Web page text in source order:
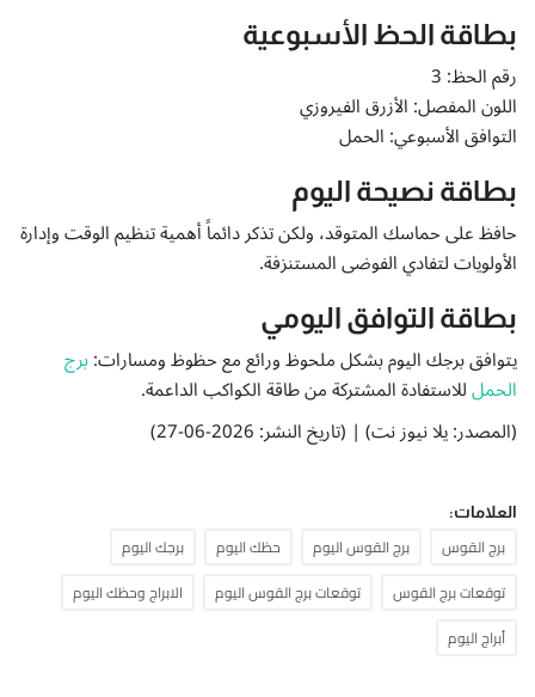
بطاقة الحظ الأسبوعية
رقم الحظ: 3
اللون المفصل: الأزرق الفيروزي
التوافق الأسبوعي: الحمل
بطاقة نصيحة اليوم
حافظ على حماسك المتوقد، ولكن تذكر دائماً أهمية تنظيم الوقت وإدارة
الأولويات لتفادي الفوضى المستنزفة.
بطاقة التوافق اليومي
يتوافق برجك اليوم بشكل ملحوظ ورائع مع حظوظ ومسارات:برج
الحملللاستفادة المشتركة من طاقة الكواكب الداعمة.
(المصدر: يلا نيوز نت) | (تاريخ النشر: 2026-06-27)
العلامات:
برج القوس برج القوس اليوم حظك اليوم
برجك اليوم
توقعات برج القوس
توقعات برج القوس اليوم
الابراج وحظك اليوم
أبراج اليوم